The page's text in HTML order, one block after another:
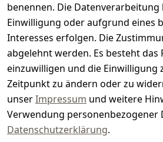
benennen. Die
Einwilligung oder aufgrund eines
Interesses erfolgen. Die
abgelehnt werden. Es besteht das
einzuwilligen und die Einwilligung
Zeitpunkt zu ändern oder zu
unserImpressum und weitere
Verwendung personenbezogener
Datenschutzerklärung.